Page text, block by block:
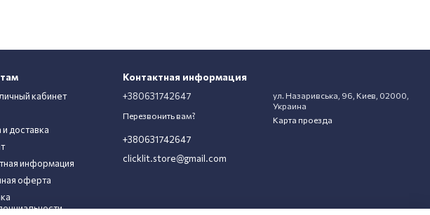
кабинет
доставка
информация
оферта
Контактная информация
+380631742647
Перезвонить вам?
+380631742647
clicklit.store@gmail.com
ул. Назаривська, 96, Киев, 02000,
Украина
Карта проезда